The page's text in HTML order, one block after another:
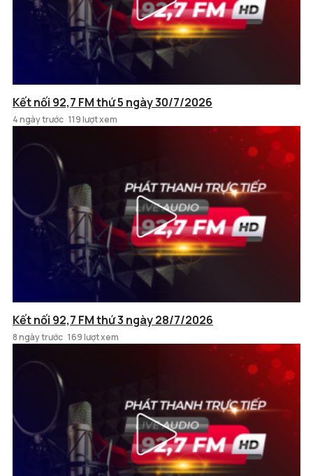
Kết nối 92,7 FM thứ 5 ngày 30/7/2026
4 ngày trước 119 lượt xem
Kết nối 92,7 FM thứ 3 ngày 28/7/2026
8 ngày trước 169 lượt xem